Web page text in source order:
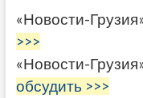
«Новости-
>>>
«Новости-
обсудить >>>